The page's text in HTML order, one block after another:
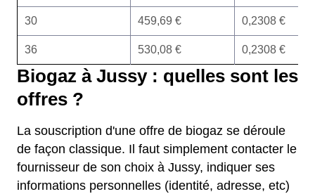
30 459,69 € 0,2308 €
36 530,08 € 0,2308 €
Biogaz à Jussy : quelles sont les
offres ?
La souscription d'une offre de biogaz se déroule
de façon classique. Il faut simplement contacter le
fournisseur de son choix à Jussy, indiquer ses
informations personnelles (identité, adresse, etc)